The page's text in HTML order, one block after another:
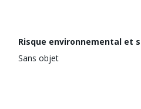
Risque environnemental et
Sans objet